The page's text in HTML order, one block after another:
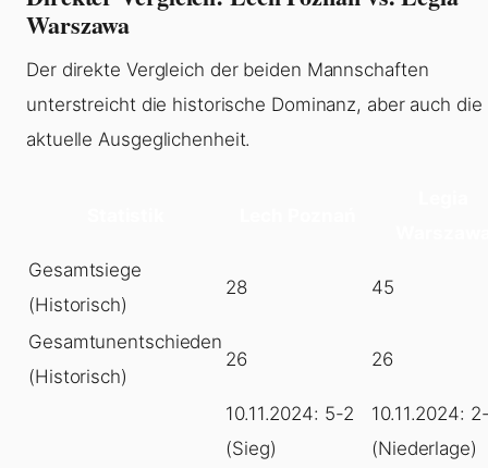
Warszawa
Der direkte Vergleich der beiden Mannschaften
unterstreicht die historische Dominanz, aber auch die
aktuelle Ausgeglichenheit.
Gesamtsiege
(Historisch)
28 45
Gesamtunentschieden
(Historisch)
26 26
10.11.2024: 5-2
(Sieg)
10.11.2024:
(Niederlage)